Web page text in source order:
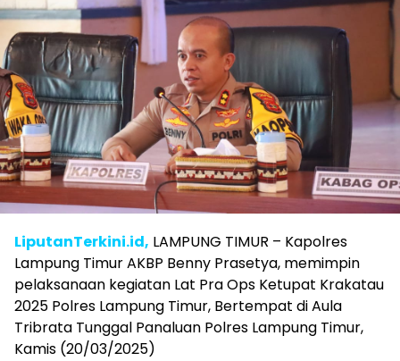
LiputanTerkini.id, LAMPUNG TIMUR – Kapolres
Lampung Timur AKBP Benny Prasetya, memimpin
pelaksanaan kegiatan Lat Pra Ops Ketupat Krakatau
2025 Polres Lampung Timur, Bertempat di Aula
Tribrata Tunggal Panaluan Polres Lampung Timur,
Kamis (20/03/2025)